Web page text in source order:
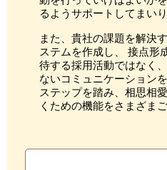
るようサポートしてまいり
また、貴社の課題を解決
ステムを作成し、 接点形
待する採用活動ではなく
ないコミュニケーション
ステップを踏み、相思相
くための機能をさまざま